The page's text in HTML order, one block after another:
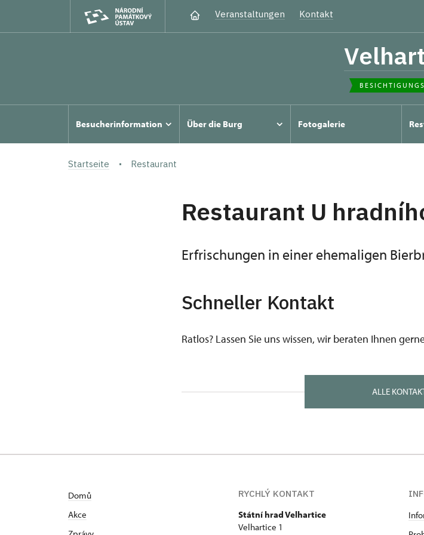
Veranstaltungen Kontakt
Besucherinformation Über die Burg Fotogalerie
Startseite Restaurant
Restaurant U
Erfrischungen in einer ehemaligen
Schneller Kontakt
Ratlos? Lassen Sie uns wissen, wir beraten Ihnen
ALLE
Domů
Akce
RYCHLÝ KONTAKT
Státní hrad Velhartice
Velhartice 1